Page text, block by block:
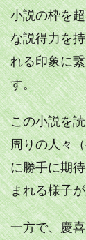
小説の枠を
な説得力を
れる印象に
す。
この小説を
周りの人々
に勝手に期
まれる様子
一方で、慶